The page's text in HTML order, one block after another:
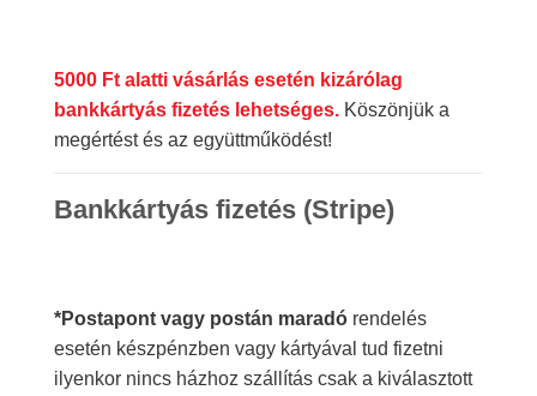
5000 Ft alatti vásárlás esetén kizárólag
bankkártyás fizetés lehetséges.Köszönjük a
megértést és az együttműködést!
Bankkártyás fizetés (Stripe)
*Postapont vagy postán maradórendelés
esetén készpénzben vagy kártyával tud fizetni
ilyenkor nincs házhoz szállítás csak a kiválasztott